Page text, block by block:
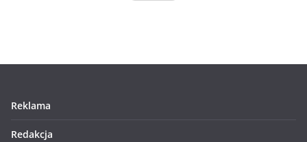
Reklama
Redakcja